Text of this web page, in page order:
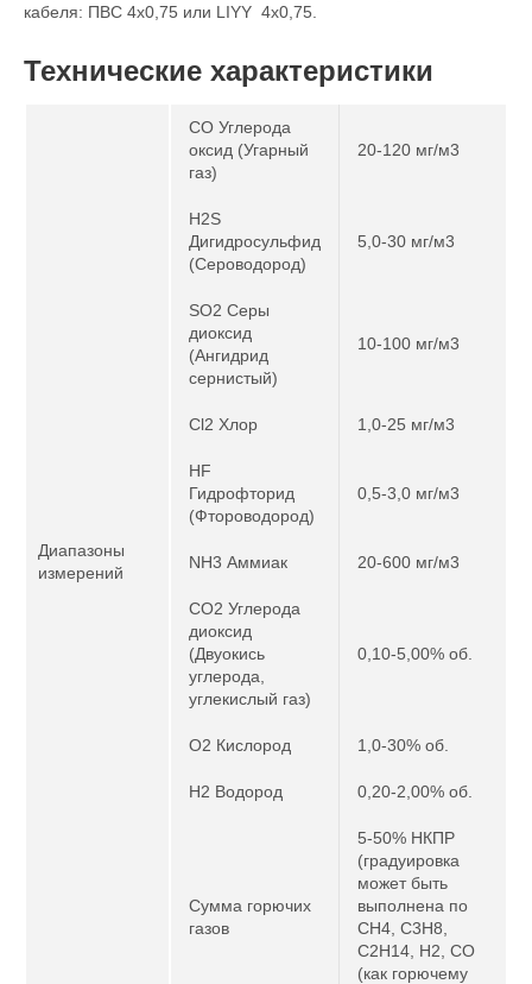
кабеля: ПВС 4х0,75 или LIYY 4х0,75.
Технические характеристики
Диапазоны
измерений
CO Углерода
оксид (Угарный
газ)
20-120 мг/м3
H2S
Дигидросульфид
(Сероводород)
5,0-30 мг/м3
SO2 Серы
диоксид
(Ангидрид
сернистый)
10-100 мг/м3
Cl2 Хлор 1,0-25 мг/м3
HF
Гидрофторид
(Фтороводород)
0,5-3,0 мг/м3
NH3 Аммиак 20-600 мг/м3
CO2 Углерода
диоксид
(Двуокись
углерода,
углекислый газ)
0,10-5,00% об.
O2 Кислород 1,0-30% об.
H2 Водород 0,20-2,00% об.
Сумма горючих
газов
5-50% НКПР
(градуировка
может быть
выполнена по
CH4, C3H8,
C2H14, H2, CO
(как горючему